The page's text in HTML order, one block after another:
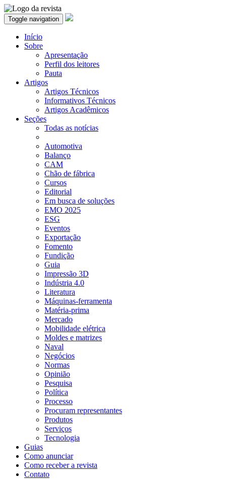
Toggle navigation
Início
Sobre
Apresentação
Perfil dos leitores
Pauta
Artigos
Artigos Técnicos
Informativos Técnicos
Artigos Acadêmicos
Seções
Todas as notícias
Automotiva
Balanço
CAM
Chão de fábrica
Cursos
Editorial
Em busca de soluções
EMO 2025
ESG
Eventos
Exportação
Fomento
Fundição
Guia
Impressão 3D
Indústria 4.0
Literatura
Máquinas-ferramenta
Matéria-prima
Mercado
Mobilidade elétrica
Moldes e matrizes
Naval
Negócios
Normas
Opinião
Pesquisa
Política
Processo
Procuram representantes
Produtos
Serviços
Tecnologia
Guias
Como anunciar
Como receber a revista
Contato